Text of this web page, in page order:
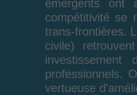
émergents ont
compétitivité se
trans-frontières.
civile)
professionnels.
vertueuse